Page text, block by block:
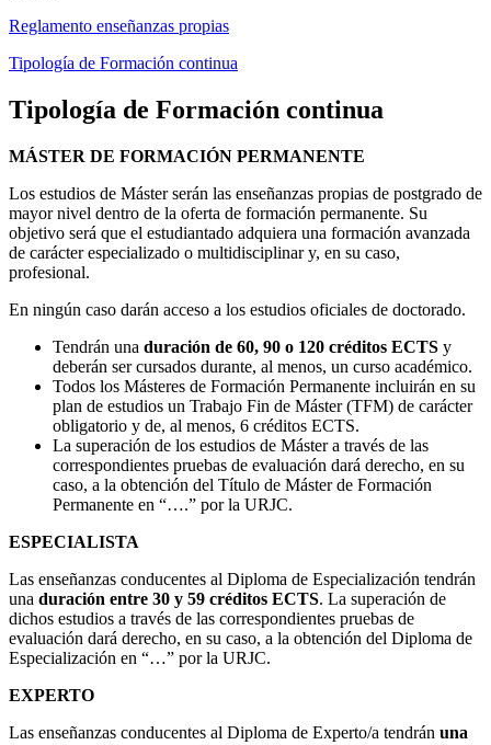
Reglamento enseñanzas propias
Tipología de Formación continua
Tipología de Formación continua
MÁSTER DE FORMACIÓN PERMANENTE
Los estudios de Máster serán las enseñanzas propias de postgrado de
mayor nivel dentro de la oferta de formación permanente. Su
objetivo será que el estudiantado adquiera una formación avanzada
de carácter especializado o multidisciplinar y, en su caso,
profesional.
En ningún caso darán acceso a los estudios oficiales de doctorado.
Tendrán una duración de 60, 90 o 120 créditos ECTS y
deberán ser cursados durante, al menos, un curso académico.
Todos los Másteres de Formación Permanente incluirán en su
plan de estudios un Trabajo Fin de Máster (TFM) de carácter
obligatorio y de, al menos, 6 créditos ECTS.
La superación de los estudios de Máster a través de las
correspondientes pruebas de evaluación dará derecho, en su
caso, a la obtención del Título de Máster de Formación
Permanente en “….” por la URJC.
ESPECIALISTA
Las enseñanzas conducentes al Diploma de Especialización tendrán
una duración entre 30 y 59 créditos ECTS. La superación de
dichos estudios a través de las correspondientes pruebas de
evaluación dará derecho, en su caso, a la obtención del Diploma de
Especialización en “…” por la URJC.
EXPERTO
Las enseñanzas conducentes al Diploma de Experto/a tendrán una